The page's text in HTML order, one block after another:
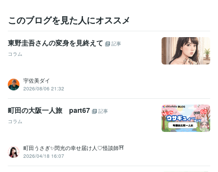
このブログを見た人にオススメ
東野圭吾さんの変身を見終えて
記事
コラム
宇佐美ダイ
2026/08/06 21:32
町田の大阪一人旅 part67
記事
コラム
町田うさぎ✨閃光の幸せ届け人♡怪談師⛩️
2026/04/18 16:07